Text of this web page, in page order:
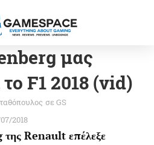
μας
F1 2018 (vid)
σε GS
2018
Renault επέλεξε